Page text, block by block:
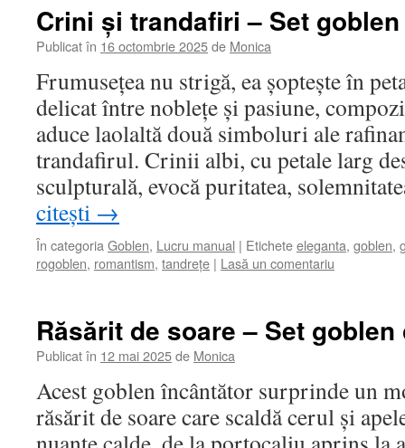
Crini și trandafiri – Set
Publicat în 16 octombrie 2025de Monica
Frumusețea nu strigă, ea șoptește în
delicat între noblețe și pasiune,
aduce laolaltă două simboluri ale
trandafirul. Crinii albi, cu petale larg
sculpturală, evocă puritatea,
citești →
În categoria Goblen, Lucru manual | Eticheteeleganta, goblen,
rogoblen, romantism, tandrețe | Lasă un comentariu
Răsărit de soare – Set
Publicat în 12 mai 2025de Monica
Acest goblen încântător surprinde un
răsărit de soare care scaldă cerul și